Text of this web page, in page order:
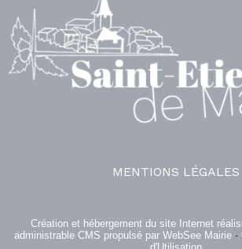
MENTIONS LÉGALES
Création et hébergement du site Internet
administrable CMS propulsé par WebSee Mairie-